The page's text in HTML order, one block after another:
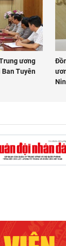
ương
Ban Tuyên